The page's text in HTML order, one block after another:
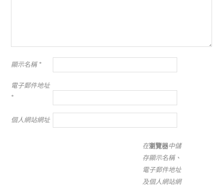
顯示名稱 *
電子郵件地址
*
個人網站網址
在瀏覽器中儲
存顯示名稱、
電子郵件地址
及個人網站網